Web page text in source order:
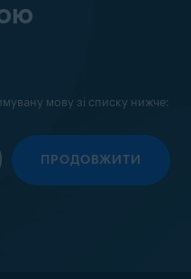
мову зі списку нижче:
ПРОДОВЖИТИ